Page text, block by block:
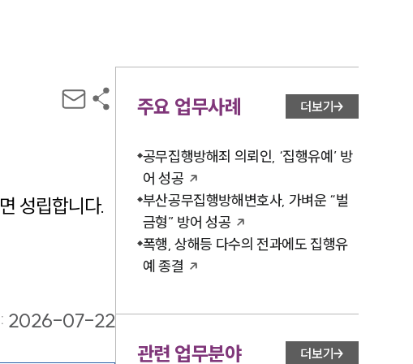
성립합니다.
: 2026-07-22
주요 업무사례 더보기
공무집행방해죄 의뢰인, ‘집행유예’ 방
어 성공
부산공무집행방해변호사, 가벼운 “벌
금형” 방어 성공
폭행, 상해등 다수의 전과에도 집행유
예 종결
관련 업무분야 더보기